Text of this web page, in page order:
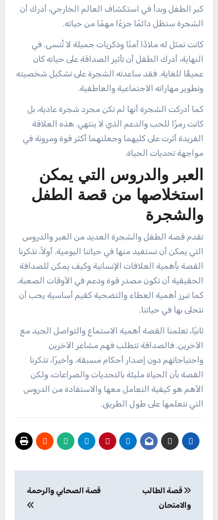
كبر الطفل وبدأ في استكشاف العالم الخارجي، أدرك أن
الشجرة ستظل دائمًا جزءًا مهمًا من حياته.
كانت تمثل له ملاذًا آمنًا وذكريات جميلة لا تُنسى. في
النهاية، أدرك الطفل أن تأثير الصداقة على حياته كان
عميقًا للغاية. فقد ساعدته الشجرة على تشكيل شخصيته
وتطوير مهاراته الاجتماعية والعاطفية.
كما أدركت الشجرة أنها لم تكن مجرد شجرة عادية، بل
كانت رمزًا للحب والدعم الذي لا ينتهي. هذه العلاقة
الفريدة أثرت على كليهما وجعلتهما أكثر قوة ومرونة في
مواجهة تحديات الحياة.
العبر والدروس التي يمكن
استخلاصها من قصة الطفل
والشجرة
تقدم قصة الطفل والشجرة العديد من العبر والدروس
التي يمكن أن نستفيد منها في حياتنا اليومية. أولاً، تذكرنا
القصة بأهمية العلاقات الإنسانية وكيف يمكن للصداقة
الحقيقية أن تكون مصدر قوة ودعم في الأوقات الصعبة.
كما تبرز أهمية العطاء والتضحية كقيم أساسية يجب أن
نتحلى بها في حياتنا.
ثانيًا، تعلمنا القصة أهمية الاستماع والتواصل الجيد مع
الآخرين. فالصداقة تتطلب فهم مشاعر الآخرين
واحتياجاتهم دون إصدار أحكام مسبقة. وأخيرًا، تذكرنا
القصة بأن الحياة مليئة بالتحديات والصراعات، ولكن
الأهم هو كيفية التعامل معها والاستفادة من الدروس
التي نتعلمها على طول الطريق.
المقالات
قصة الطالب
والامتحان
قصة الصحابي والرحمة